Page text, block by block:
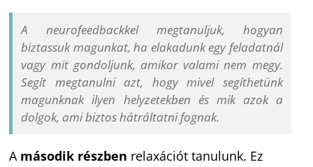
A neurofeedbackkel megtanuljuk, hogyan
biztassuk magunkat, ha elakadunk egy feladatnál
vagy mit gondoljunk, amikor valami nem megy.
Segít megtanulni azt, hogy mivel segíthetünk
magunknak ilyen helyzetekben és mik azok a
dolgok, ami biztos hátráltatni fognak.
A második részben relaxációt tanulunk. Ez